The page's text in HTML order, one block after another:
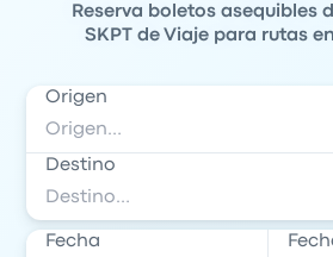
Reserva boletos asequibles
SKPT de Viaje para rutas
Origen
Destino
Fecha